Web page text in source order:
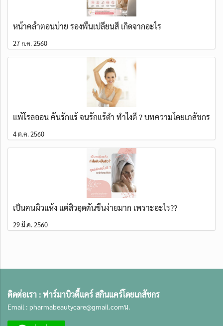
หน้าคล้ำตอนบ่าย รองพื้นเปลี่ยนสี เกิดจากอะไร
27 ก.ค. 2560
แพ้โรลออน คันรักแร้ จนรักแร้ดำ ทำไงดี ? บทความโดยเภสัชกร
4 ต.ค. 2560
เป็นคนผิวแห้ง แต่สิวอุดตันขึ้นง่ายมาก เพราะอะไร??
29 มี.ค. 2560
ติดต่อเรา :ฟาร์มาบิวตี้แคร์ สกินแคร์โดยเภสัชกร
Email : pharmabeautycare@gmail.comน.